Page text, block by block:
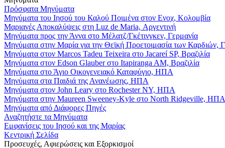
Πρόσφατα Μηνύματα
Μηνύματα του Ιησού του Καλού Ποιμένα στον Ενοχ, Κολομβία
Μαριανές Αποκαλύψεις στη Luz de Maria, Αργεντινή
Μηνύματα προς την Άννα στο Μέλατζ/Γκέτινγκεν, Γερμανία
Μηνύματα στην Μαρία για την Θεϊκή Προετοιμασία των Καρδιών,
Μηνύματα στον Marcos Tadeu Teixeira στο Jacareí SP, Βραζιλία
Μηνύματα στον Edson Glauber στο Itapiranga AM, Βραζιλία
Μηνύματα στο Άγιο Οικογενειακό Καταφύγιο, ΗΠΑ
Μηνύματα στα Παιδιά της Ανανέωσης, ΗΠΑ
Μηνύματα στον John Leary στο Rochester NY, ΗΠΑ
Μηνύματα στην Maureen Sweeney-Kyle στο North Ridgeville, ΗΠΑ
Μηνύματα από Διάφορες Πηγές
Αναζητήστε τα Μηνύματα
Εμφανίσεις του Ιησού και της Μαρίας
Κεντρική Σελίδα
Προσευχές, Αφιερώσεις και Εξορκισμοί